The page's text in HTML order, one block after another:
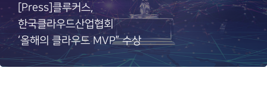
[Press]클루커스,
한국클라우드산업협회
‘올해의 클라우드 MVP” 수상